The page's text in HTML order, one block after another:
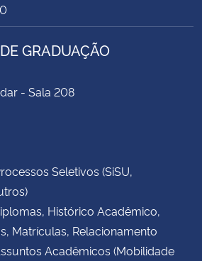
GRADUAÇÃO
- Sala 208
Seletivos (SiSU,
Histórico Acadêmico,
Matrículas, Relacionamento
Acadêmicos (Mobilidade